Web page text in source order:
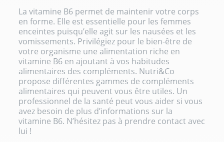
La vitamine B6 permet de maintenir votre corps
en forme. Elle est essentielle pour les femmes
enceintes puisqu’elle agit sur les nausées et les
vomissements. Privilégiez pour le bien-être de
votre organisme une alimentation riche en
vitamine B6 en ajoutant à vos habitudes
alimentaires des compléments. Nutri&Co
propose différentes gammes de compléments
alimentaires qui peuvent vous être utiles. Un
professionnel de la santé peut vous aider si vous
avez besoin de plus d’informations sur la
vitamine B6. N’hésitez pas à prendre contact avec
lui !